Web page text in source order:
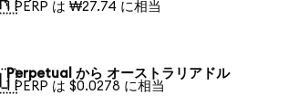
1 PERP は ₩27.74 に相当
Perpetual から オーストラリアドル
1 PERP は $0.0278 に相当